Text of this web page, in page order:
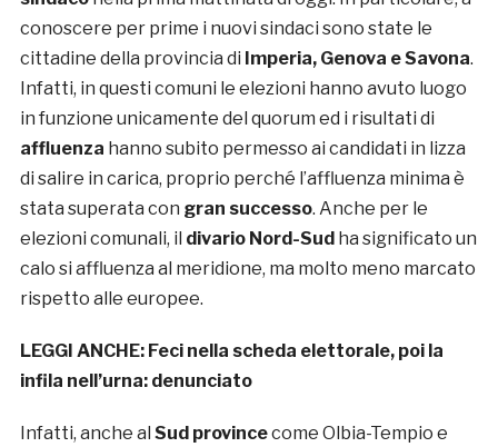
conoscere per prime i nuovi sindaci sono state le
cittadine della provincia di Imperia, Genova e Savona.
Infatti, in questi comuni le elezioni hanno avuto luogo
in funzione unicamente del quorum ed i risultati di
affluenza hanno subito permesso ai candidati in lizza
di salire in carica, proprio perché l’affluenza minima è
stata superata con gran successo. Anche per le
elezioni comunali, il divario Nord-Sudha significato un
calo si affluenza al meridione, ma molto meno marcato
rispetto alle europee.
LEGGI ANCHE: Feci nella scheda elettorale, poi la
infila nell’urna: denunciato
Infatti, anche al Sud provincecome Olbia-Tempio e